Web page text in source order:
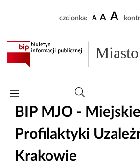
czcionka: A A A
BIP MJO -
Profilaktyki
Krakowie